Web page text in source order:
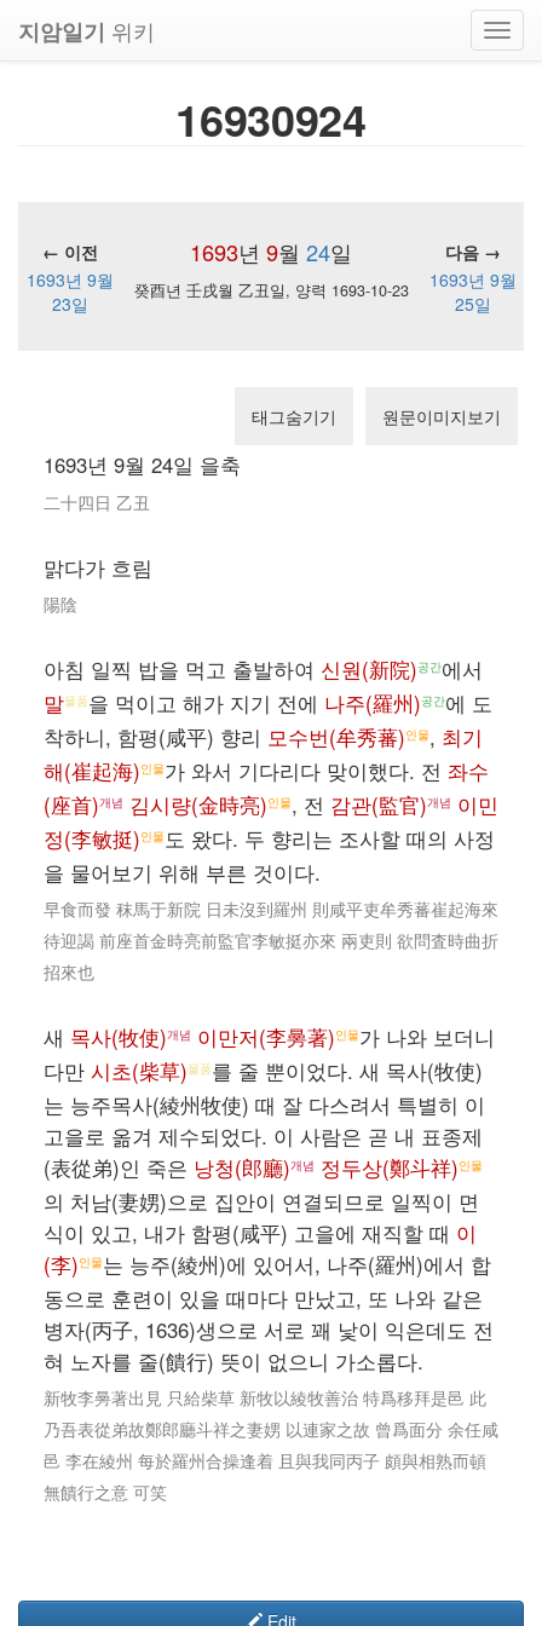
지암일기 위키
16930924
1693년 9월 24일
← 이전
다음 →
1693년 9월
23일
癸酉년 壬戌월 乙丑일, 양력 1693-10-23
1693년 9월
25일
태그숨기기 원문이미지보기
1693년 9월 24일 을축
二十四日 乙丑
맑다가 흐림
陽陰
아침 일찍 밥을 먹고 출발하여 신원(新院)공간에서
말물품을 먹이고 해가 지기 전에 나주(羅州)공간에 도
착하니, 함평(咸平) 향리 모수번(牟秀蕃)인물, 최기
해(崔起海)인물가 와서 기다리다 맞이했다. 전 좌수
(座首)개념 김시량(金時亮)인물, 전 감관(監官)개념 이민
정(李敏挺)인물도 왔다. 두 향리는 조사할 때의 사정
을 물어보기 위해 부른 것이다.
早食而發 秣馬于新院 日未沒到羅州 則咸平吏牟秀蕃崔起海來
待迎謁 前座首金時亮前監官李敏挺亦來 兩吏則 欲問査時曲折
招來也
새 목사(牧使)개념 이만저(李㬅著)인물가 나와 보더니
다만 시초(柴草)물품를 줄 뿐이었다. 새 목사(牧使)
는 능주목사(綾州牧使) 때 잘 다스려서 특별히 이
고을로 옮겨 제수되었다. 이 사람은 곧 내 표종제
(表從弟)인 죽은 낭청(郎廳)개념 정두상(鄭斗祥)인물
의 처남(妻娚)으로 집안이 연결되므로 일찍이 면
식이 있고, 내가 함평(咸平) 고을에 재직할 때 이
(李)인물는 능주(綾州)에 있어서, 나주(羅州)에서 합
동으로 훈련이 있을 때마다 만났고, 또 나와 같은
병자(丙子, 1636)생으로 서로 꽤 낯이 익은데도 전
혀 노자를 줄(饋行) 뜻이 없으니 가소롭다.
新牧李㬅著出見 只給柴草 新牧以綾牧善治 特爲移拜是邑 此
乃吾表從弟故鄭郎廳斗祥之妻娚 以連家之故 曾爲面分 余任咸
邑 李在綾州 每於羅州合操逢着 且與我同丙子 頗與相熟而頓
無饋行之意 可笑